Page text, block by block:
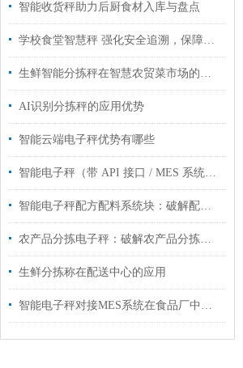
智能收货秤助力后厨食材入库与盘点
学校食堂智慧秤 强化安全追溯，保障饮食安全
生鲜智能分拣秤在智慧农贸菜市场的应用
AI识别分拣秤的应用优势
智能云端电子秤优势有哪些
智能电子秤（带 API 接口 / MES 系统对接）工业管控智能化升级
智能电子秤配方配料系统块：破解配方配料痛点，筑牢生产精准防线
农产品分拣电子秤：破解农产品分拣难题
生鲜分拣称在配送中心的应用
智能电子秤对接MES系统在食品厂中的应用